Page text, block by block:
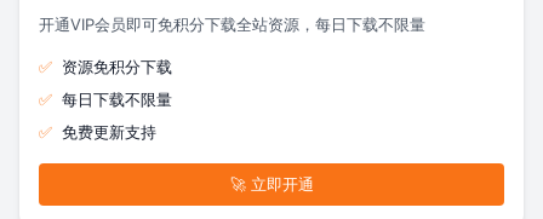
开通VIP会员即可免积分下载全站资源，每日下载不限量
✅ 资源免积分下载
✅ 每日下载不限量
✅ 免费更新支持
🚀 立即开通